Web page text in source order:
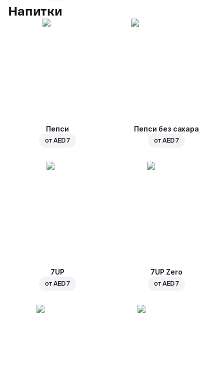
Напитки
Пепси
от AED 7
Пепси без сахара
от AED 7
7UP
от AED 7
7UP Zero
от AED 7